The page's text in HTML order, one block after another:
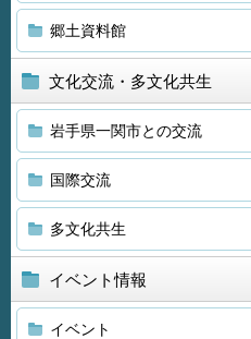
郷土資料館
文化交流・多文化共生
岩手県一関市との交流
国際交流
多文化共生
イベント情報
イベント